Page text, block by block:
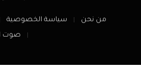
من نحن سياسة الخصوصية
صوت